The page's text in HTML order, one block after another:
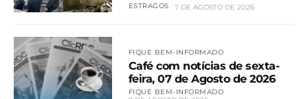
ESTRAGOS 7 DE AGOSTO DE 2026
FIQUE BEM-INFORMADO
Café com notícias de sexta-
feira, 07 de Agosto de 2026
FIQUE BEM-INFORMADO